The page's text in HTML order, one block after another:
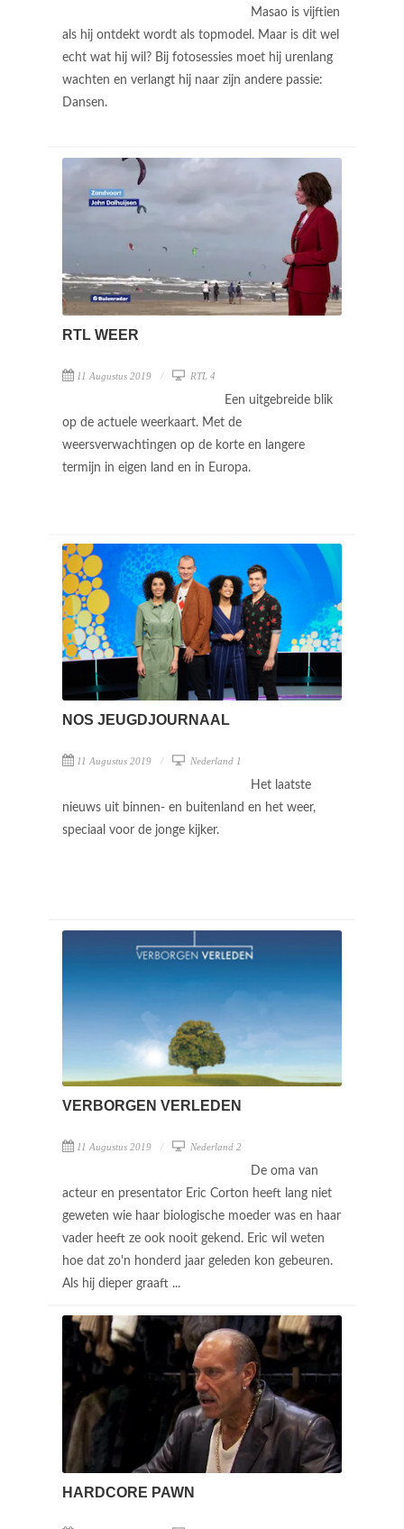
Masao is vijftien
als hij ontdekt wordt als topmodel. Maar is dit wel
echt wat hij wil? Bij fotosessies moet hij urenlang
wachten en verlangt hij naar zijn andere passie:
Dansen.
RTL WEER
11 Augustus 2019 RTL 4
Een uitgebreide blik
op de actuele weerkaart. Met de
weersverwachtingen op de korte en langere
termijn in eigen land en in Europa.
NOS JEUGDJOURNAAL
11 Augustus 2019 Nederland 1
Het laatste
nieuws uit binnen- en buitenland en het weer,
speciaal voor de jonge kijker.
VERBORGEN VERLEDEN
11 Augustus 2019 Nederland 2
De oma van
acteur en presentator Eric Corton heeft lang niet
geweten wie haar biologische moeder was en haar
vader heeft ze ook nooit gekend. Eric wil weten
hoe dat zo'n honderd jaar geleden kon gebeuren.
Als hij dieper graaft ...
HARDCORE PAWN